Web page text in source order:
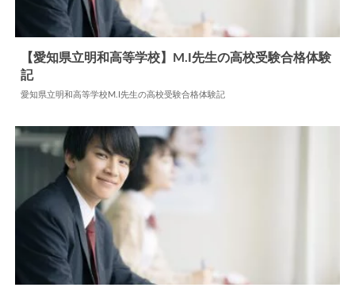
高校合格体験記
【愛知県立明和高等学校】M.I先生の高校受験合格体験
記
愛知県立明和高等学校M.I先生の高校受験合格体験記